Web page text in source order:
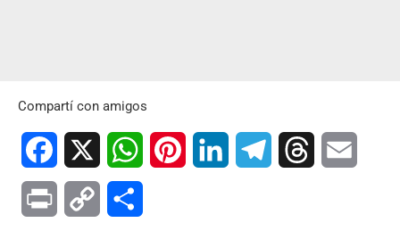
Compartí con amigos
Facebook WhatsAppPinterest LinkedIn TelegramThreads
Print Copy